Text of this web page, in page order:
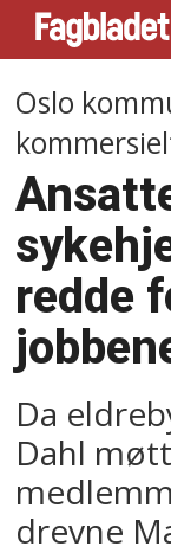
Oslo
redde
Da
Dahl
drevne